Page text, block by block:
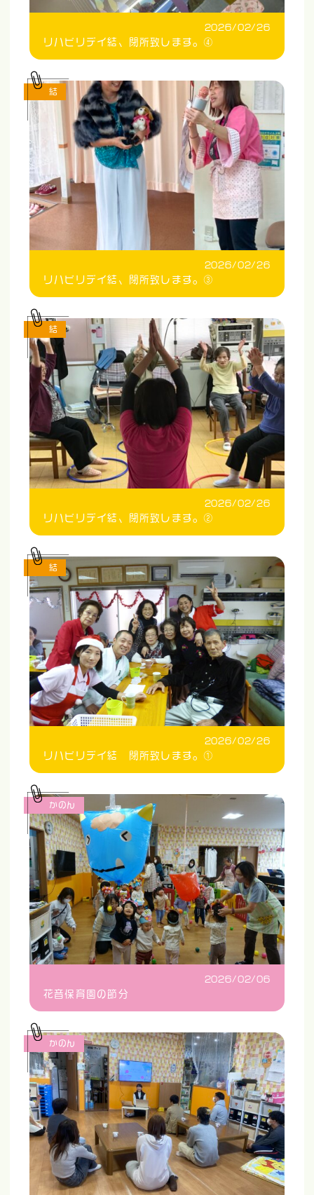
2026/02/26
リハビリデイ結、閉所致します。④
2026/02/26
リハビリデイ結、閉所致します。③
結
2026/02/26
リハビリデイ結、閉所致します。②
結
2026/02/26
リハビリデイ結 閉所致します。①
結
2026/02/06
花音保育園の節分
かのん
かのん